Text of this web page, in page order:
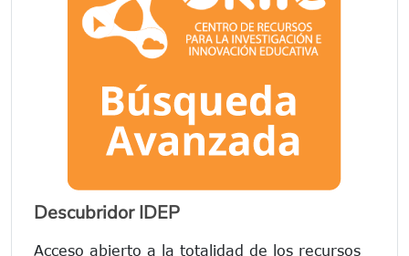
Descubridor IDEP
Acceso abierto a la totalidad de los recursos